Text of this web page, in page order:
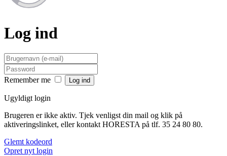
Log ind
Remember me
Ugyldigt login
Brugeren er ikke aktiv. Tjek venligst din mail og klik på
aktiveringslinket, eller kontakt HORESTA på tlf. 35 24 80 80.
Glemt kodeord
Opret nyt login